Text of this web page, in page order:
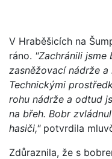
V Hraběšicích na
ráno. "Zachránili jsme
zasněžovací nádrže
Technickými
rohu nádrže a odtud
na břeh. Bobr
hasiči,"potvrdila
Zdůraznila, že s